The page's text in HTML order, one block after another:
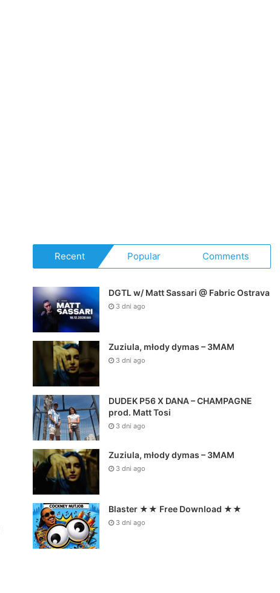
Recent Popular Comments
DGTL w/ Matt Sassari @ Fabric Ostrava
3 dni ago
Zuziula, młody dymas – 3MAM
3 dni ago
DUDEK P56 X DANA – CHAMPAGNE
prod. Matt Tosi
3 dni ago
Zuziula, młody dymas – 3MAM
3 dni ago
Blaster ★★ Free Download ★★
3 dni ago